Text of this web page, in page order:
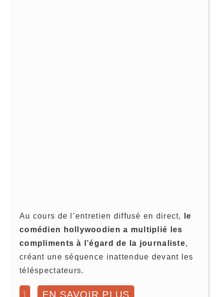
Au cours de l’entretien diffusé en direct,
le
comédien hollywoodien a multiplié les
compliments à l’égard de la journaliste,
créant une séquence inattendue devant les
téléspectateurs.
1 EN SAVOIR PLUS